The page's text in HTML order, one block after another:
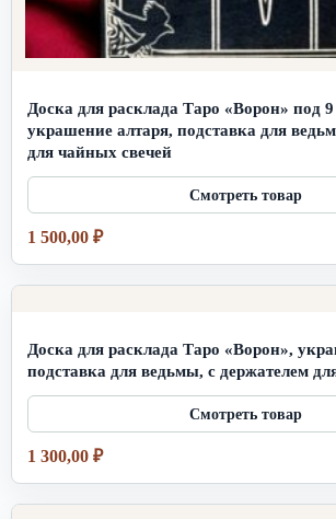
Доска для расклада Таро «Ворон» под 9
украшение алтаря, подставка для
для чайных свечей
1 500,00 ₽
Доска для расклада Таро «Ворон»,
подставка для ведьмы, с держателем
1 300,00 ₽